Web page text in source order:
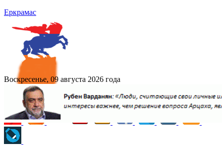
Еркрамас
Воскресенье, 09 августа 2026 года